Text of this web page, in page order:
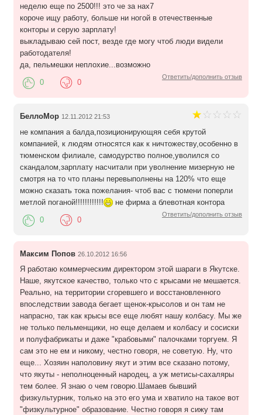
неделю еще по 2500!!! это че за нах7
короче ищу работу, больше ни ногой в отечественные
конторы и серую зарплату!
выкладываю сей пост, везде где могу чтоб люди видели
работодателя!
да, пельмешки неплохие...возможно
Ответить/дополнить отзыв
0 0
БеллоМор 12.11.2012 21:53
не компания а балда,позиционирующяя себя крутой
компанией, к людям относятся как к ничтожеству,особенно в
тюменском филиале, самодурство полное,уволился со
скандалом,зарплату насчитали при уволнение мизерную не
смотря на то что планы перевыполнены на 120% что еще
можно сказать тока пожелания- чтоб вас с тюмени поперли
метлой поганой!!!!!!!!!!!!
не фирма а блевотная контора
Ответить/дополнить отзыв
0 0
Максим Попов 26.10.2012 16:56
Я работаю коммерческим директором этой шараги в Якутске.
Наше, якутское качество, только что с крысами не мешается.
Реально, на территории сгоревшего и восстановленного
впоследствии завода бегает щенок-крысолов и он там не
напрасно, так как крысы все еще любят нашу колбасу. Мы же
не только пельменщики, но еще делаем и колбасу и сосиски
и полуфабрикаты и даже "крабовыми" палочками торгуем. Я
сам это не ем и никому, честно говоря, не советую. Ну, что
еще... Хозяин наполовину якут и этим все сказано потому,
что якуты - неполноценный народец, а уж метисы-сахаляры
тем более. Я знаю о чем говорю.Шамаев бывший
физкультурник, только на это его ума и хватило на такое вот
"физкультурное" образование. Честно говоря я сижу там